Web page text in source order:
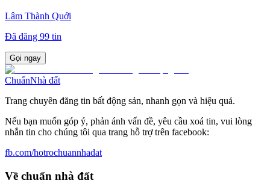
Lâm Thành Quới
Đã đăng 99 tin
Gọi ngay
ChuẩnNhà đất
Trang chuyên đăng tin bất động sản, nhanh gọn và hiệu quả.
Nếu bạn muốn góp ý, phản ánh vấn đề, yêu cầu xoá tin, vui lòng
nhắn tin cho chúng tôi qua trang hỗ trợ trên facebook:
fb.com/hotrochuannhadat
Về chuẩn nhà đất